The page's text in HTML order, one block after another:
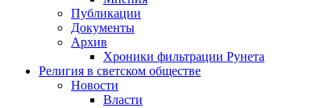
Публикации
Документы
Архив
Хроники фильтрации Рунета
Религия в светском обществе
Новости
Власти